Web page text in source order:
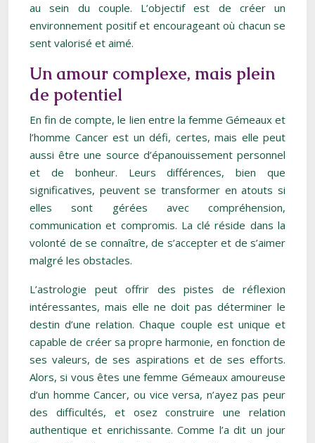
au sein du couple. L’objectif est de créer un
environnement positif et encourageant où chacun se
sent valorisé et aimé.
Un amour complexe, mais plein
de potentiel
En fin de compte, le lien entre la femme Gémeaux et
l’homme Cancer est un défi, certes, mais elle peut
aussi être une source d’épanouissement personnel
et de bonheur. Leurs différences, bien que
significatives, peuvent se transformer en atouts si
elles sont gérées avec compréhension,
communication et compromis. La clé réside dans la
volonté de se connaître, de s’accepter et de s’aimer
malgré les obstacles.
L’astrologie peut offrir des pistes de réflexion
intéressantes, mais elle ne doit pas déterminer le
destin d’une relation. Chaque couple est unique et
capable de créer sa propre harmonie, en fonction de
ses valeurs, de ses aspirations et de ses efforts.
Alors, si vous êtes une femme Gémeaux amoureuse
d’un homme Cancer, ou vice versa, n’ayez pas peur
des difficultés, et osez construire une relation
authentique et enrichissante. Comme l’a dit un jour